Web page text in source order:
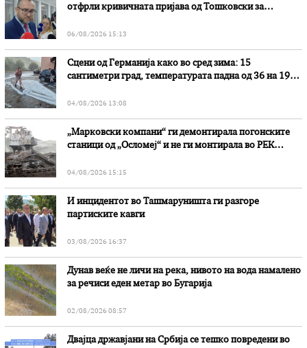
отфрли кривичната пријава од Тошковски за
06/08/2026 15:13
Сцени од Германија како во сред зима: 15
сантиметри град, температурата падна од 36 на 19
04/08/2026 13:08
„Марковски компани“ ги демонтирала погонските
станици од „Осломеј“ и не ги монтирала во РЕК
04/08/2026 15:15
И инцидентот во Ташмаруништa ги разгоре
партиските кавги
03/08/2026 16:37
Дунав веќе не личи на река, нивото на вода намалено
за речиси еден метар во Бугарија
02/08/2026 08:57
Двајца државјани на Србија се тешко повредени во